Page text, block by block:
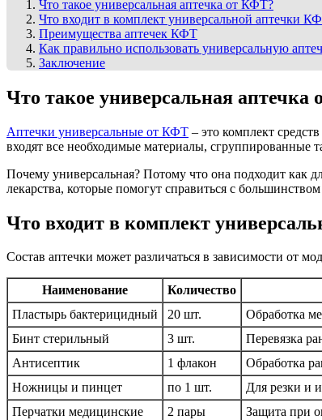
Что такое универсальная аптечка от КФТ?
Что входит в комплект универсальной аптечки
Преимущества аптечек КФТ
Как правильно использовать универсальную
Заключение
Что такое универсальная аптечка
Аптечки универсальные от КФТ – это комплект
входят все необходимые материалы, сгруппированные
Почему универсальная? Потому что она подходит как
лекарства, которые помогут справиться с
Что входит в комплект
Состав аптечки может различаться в зависимости от
Наименование Количество
Пластырь бактерицидный
20 шт.
Обработка
Бинт стерильный
3 шт.
Перевязка
Антисептик
1 флакон
Обработка
Ножницы и пинцет
по 1 шт.
Для резки и
Перчатки медицинские
2 пары Защита при